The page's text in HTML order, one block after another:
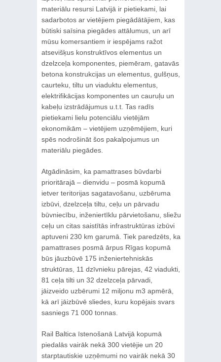
materiālu resursi Latvijā ir pietiekami, lai
sadarbotos ar vietējiem piegādātājiem, kas
būtiski saīsina piegādes attālumus, un arī
mūsu komersantiem ir iespējams ražot
atsevišķus konstruktīvos elementus un
dzelzceļa komponentes, piemēram, gatavās
betona konstrukcijas un elementus, gulšņus,
caurteku, tiltu un viaduktu elementus,
elektrifikācijas komponentes un cauruļu un
kabeļu izstrādājumus u.t.t. Tas radīs
pietiekami lielu potenciālu vietējām
ekonomikām – vietējiem uzņēmējiem, kuri
spēs nodrošināt šos pakalpojumus un
materiālu piegādes.
Atgādināsim, ka pamattrases būvdarbi
prioritārajā – dienvidu – posmā kopumā
ietver teritorijas sagatavošanu, uzbēruma
izbūvi, dzelzceļa tiltu, ceļu un pārvadu
būvniecību, inženiertīklu pārvietošanu, sliežu
ceļu un citas saistītās infrastruktūras izbūvi
aptuveni 230 km garumā. Tiek paredzēts, ka
pamattrases posmā ārpus Rīgas kopumā
būs jāuzbūvē 175 inženiertehniskās
struktūras, 11 dzīvnieku pārejas, 42 viadukti,
81 ceļa tilti un 32 dzelzceļa pārvadi,
jāizveido uzbērumi 12 miljonu m3 apmērā,
kā arī jāizbūvē sliedes, kuru kopējais svars
sasniegs 71 000 tonnas.
Rail Baltica īstenošanā Latvijā kopumā
piedalās vairāk nekā 300 vietējie un 20
starptautiskie uzņēmumi no vairāk nekā 30